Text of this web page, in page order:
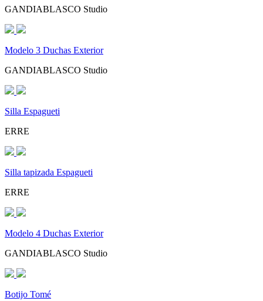
GANDIABLASCO Studio
Modelo 3 Duchas Exterior
GANDIABLASCO Studio
Silla Espagueti
ERRE
Silla tapizada Espagueti
ERRE
Modelo 4 Duchas Exterior
GANDIABLASCO Studio
Botijo Tomé